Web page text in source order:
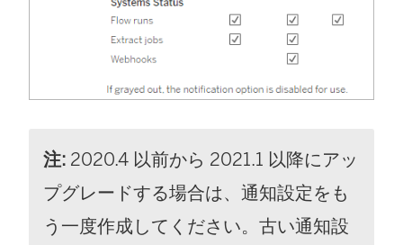
注: 2020.4 以前から 2021.1 以降にアッ
プグレードする場合は、通知設定をも
う一度作成してください。古い通知設